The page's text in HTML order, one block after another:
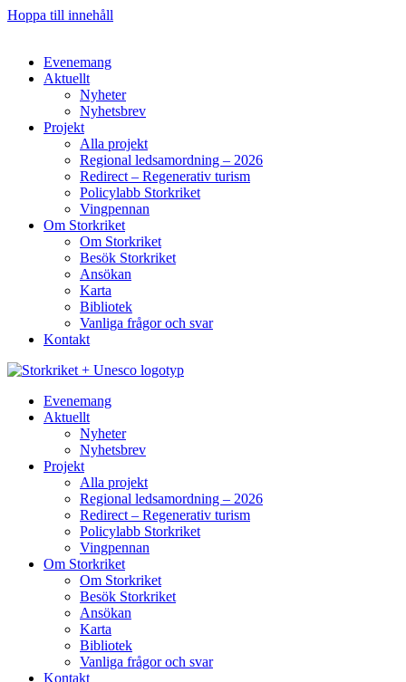
Hoppa till innehåll
Evenemang
Aktuellt
Nyheter
Nyhetsbrev
Projekt
Alla projekt
Regional ledsamordning – 2026
Redirect – Regenerativ turism
Policylabb Storkriket
Vingpennan
Om Storkriket
Om Storkriket
Besök Storkriket
Ansökan
Karta
Bibliotek
Vanliga frågor och svar
Kontakt
Evenemang
Aktuellt
Nyheter
Nyhetsbrev
Projekt
Alla projekt
Regional ledsamordning – 2026
Redirect – Regenerativ turism
Policylabb Storkriket
Vingpennan
Om Storkriket
Om Storkriket
Besök Storkriket
Ansökan
Karta
Bibliotek
Vanliga frågor och svar
Kontakt